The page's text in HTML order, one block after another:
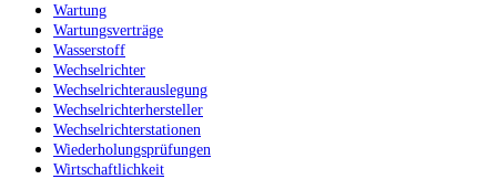
Wartung
Wartungsverträge
Wasserstoff
Wechselrichter
Wechselrichterauslegung
Wechselrichterhersteller
Wechselrichterstationen
Wiederholungsprüfungen
Wirtschaftlichkeit